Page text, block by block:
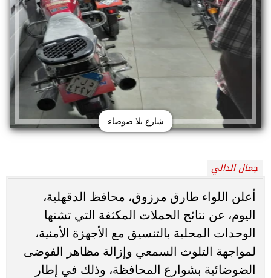
شارع بلا ضوضاء
جمال الدالي
أعلن اللواء طارق مرزوق، محافظ الدقهلية،
اليوم، عن نتائج الحملات المكثفة التي تشنها
الوحدات المحلية بالتنسيق مع الأجهزة الأمنية،
لمواجهة التلوث السمعي وإزالة مظاهر الفوضى
الضوضائية بشوارع المحافظة، وذلك في إطار